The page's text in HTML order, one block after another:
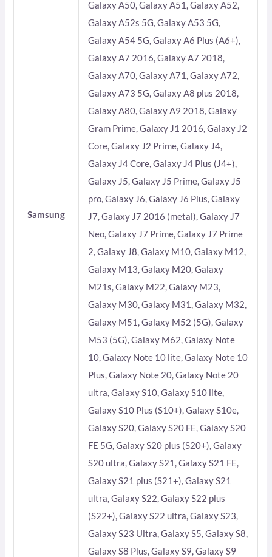
Samsung
Galaxy A50, Galaxy A51, Galaxy A52,
Galaxy A52s 5G, Galaxy A53 5G,
Galaxy A54 5G, Galaxy A6 Plus (A6+),
Galaxy A7 2016, Galaxy A7 2018,
Galaxy A70, Galaxy A71, Galaxy A72,
Galaxy A73 5G, Galaxy A8 plus 2018,
Galaxy A80, Galaxy A9 2018, Galaxy
Gram Prime, Galaxy J1 2016, Galaxy J2
Core, Galaxy J2 Prime, Galaxy J4,
Galaxy J4 Core, Galaxy J4 Plus (J4+),
Galaxy J5, Galaxy J5 Prime, Galaxy J5
pro, Galaxy J6, Galaxy J6 Plus, Galaxy
J7, Galaxy J7 2016 (metal), Galaxy J7
Neo, Galaxy J7 Prime, Galaxy J7 Prime
2, Galaxy J8, Galaxy M10, Galaxy M12,
Galaxy M13, Galaxy M20, Galaxy
M21s, Galaxy M22, Galaxy M23,
Galaxy M30, Galaxy M31, Galaxy M32,
Galaxy M51, Galaxy M52 (5G), Galaxy
M53 (5G), Galaxy M62, Galaxy Note
10, Galaxy Note 10 lite, Galaxy Note 10
Plus, Galaxy Note 20, Galaxy Note 20
ultra, Galaxy S10, Galaxy S10 lite,
Galaxy S10 Plus (S10+), Galaxy S10e,
Galaxy S20, Galaxy S20 FE, Galaxy S20
FE 5G, Galaxy S20 plus (S20+), Galaxy
S20 ultra, Galaxy S21, Galaxy S21 FE,
Galaxy S21 plus (S21+), Galaxy S21
ultra, Galaxy S22, Galaxy S22 plus
(S22+), Galaxy S22 ultra, Galaxy S23,
Galaxy S23 Ultra, Galaxy S5, Galaxy S8,
Galaxy S8 Plus, Galaxy S9, Galaxy S9